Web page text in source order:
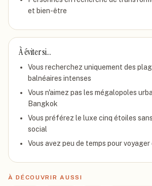
et bien-être
À éviter si…
Vous recherchez uniquement des
balnéaires intenses
Vous n'aimez pas les mégalopoles
Bangkok
Vous préférez le luxe cinq étoiles
social
Vous avez peu de temps pour
À DÉCOUVRIR AUSSI